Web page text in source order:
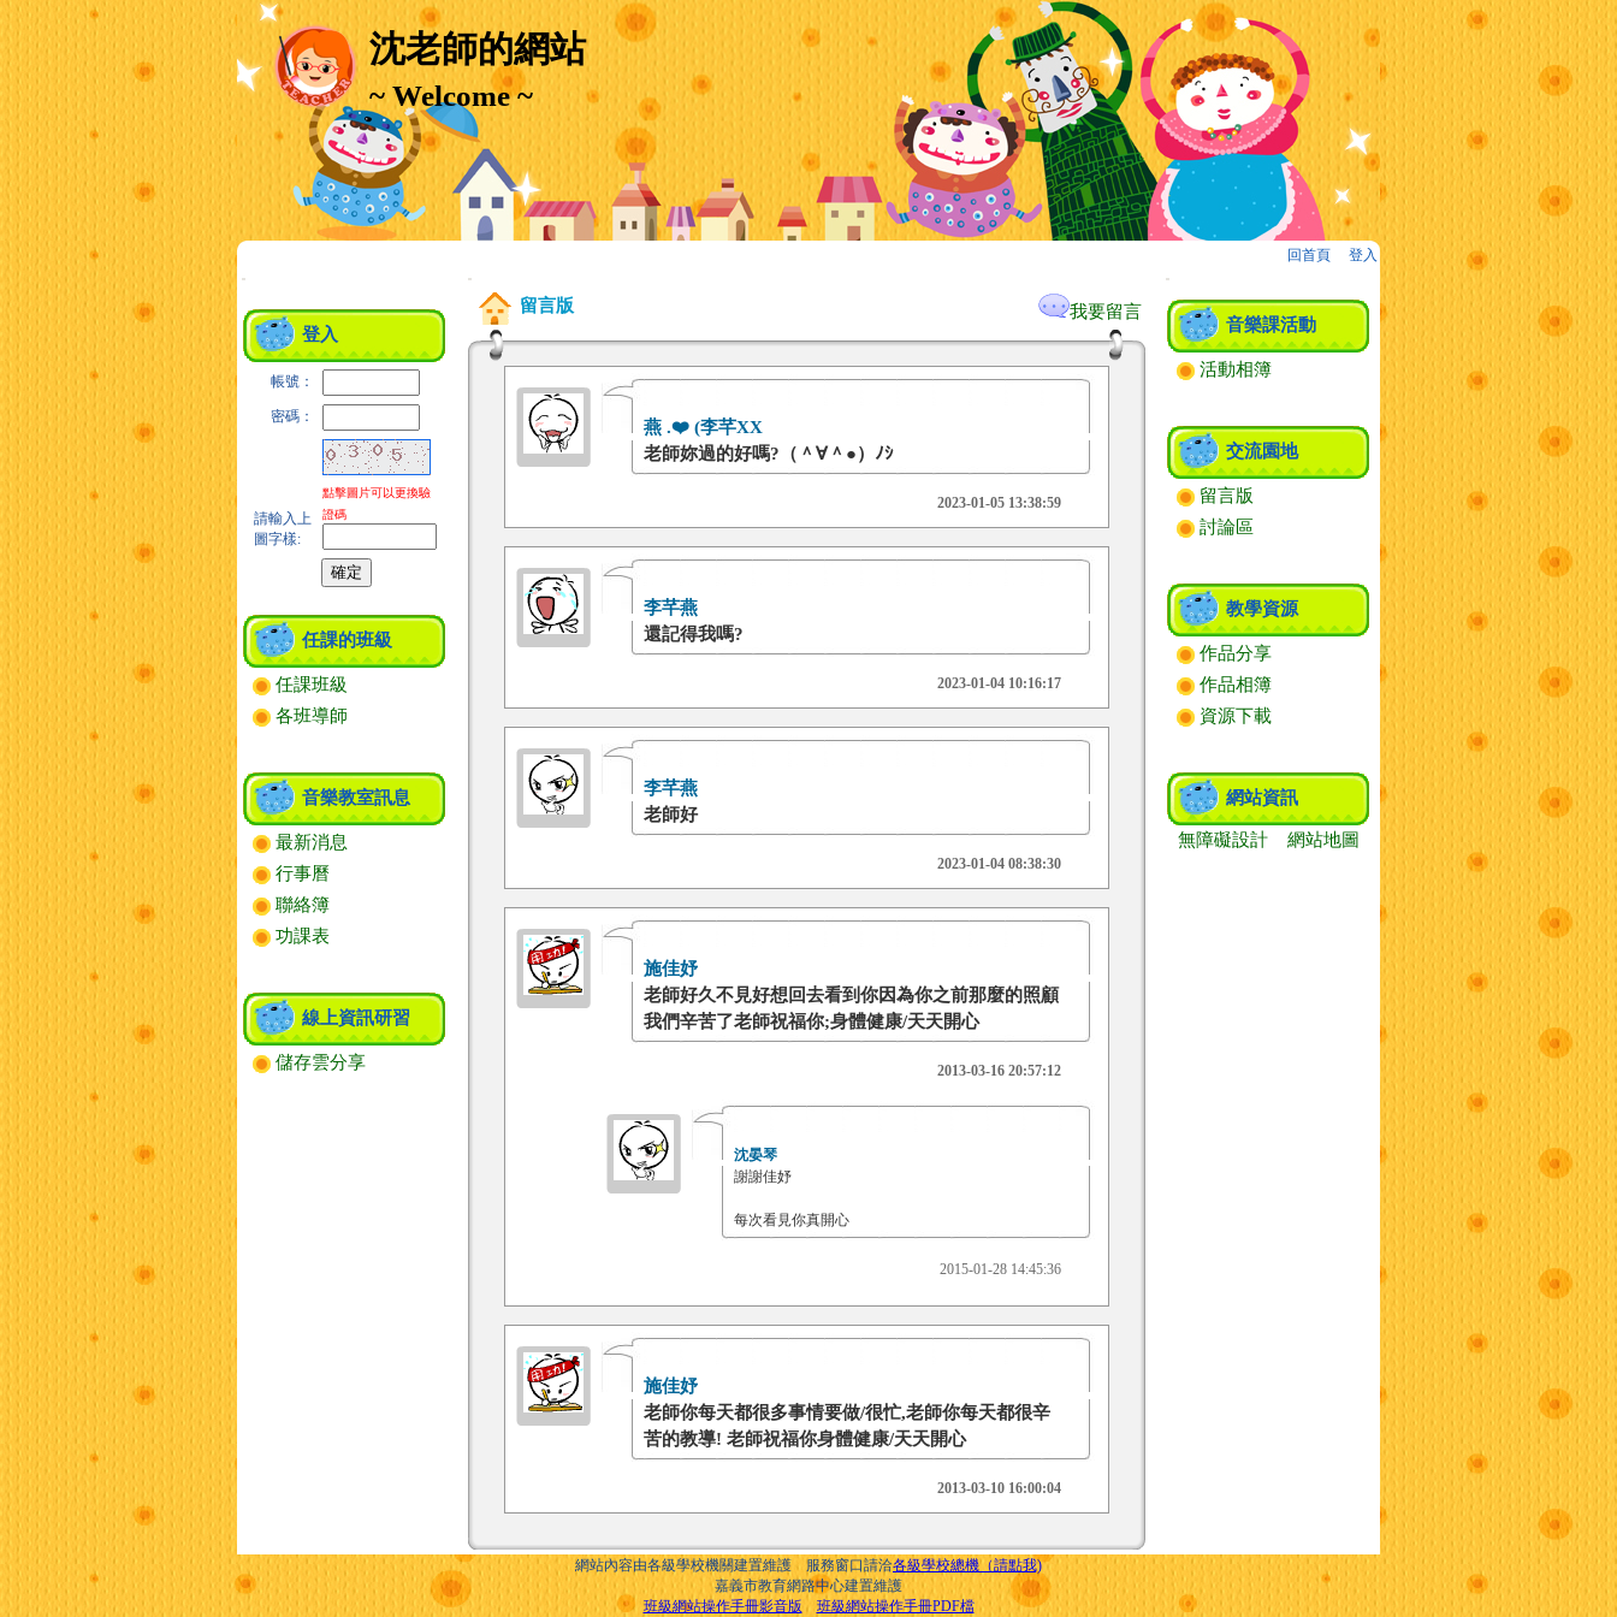
沈老師的網站
~ Welcome ~
回首頁 登入
:::
登入
帳號：
密碼：
請輸入上
圖字樣:
點擊圖片可以更換驗
證碼
任課的班級
任課班級
各班導師
音樂教室訊息
最新消息
行事曆
聯絡簿
功課表
線上資訊研習
儲存雲分享
:::
留言版 我要留言
燕 .❤️ (李芊XX
老師妳過的好嗎?（＾∀＾●）ﾉｼ
2023-01-05 13:38:59
李芊燕
還記得我嗎?
2023-01-04 10:16:17
李芊燕
老師好
2023-01-04 08:38:30
施佳妤
老師好久不見好想回去看到你因為你之前那麼的照顧
我們辛苦了老師祝福你;身體健康/天天開心
2013-03-16 20:57:12
沈晏琴
謝謝佳妤
每次看見你真開心
2015-01-28 14:45:36
施佳妤
老師你每天都很多事情要做/很忙,老師你每天都很辛
苦的教導! 老師祝福你身體健康/天天開心
2013-03-10 16:00:04
:::
音樂課活動
活動相簿
交流園地
留言版
討論區
教學資源
作品分享
作品相簿
資源下載
網站資訊
無障礙設計 網站地圖
網站內容由各級學校機關建置維護 服務窗口請洽各級學校總機（請點我)
嘉義市教育網路中心建置維護
班級網站操作手冊影音版
班級網站操作手冊PDF檔